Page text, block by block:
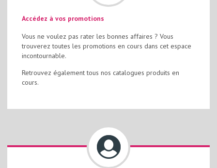
Accédez à vos promotions
Vous ne voulez pas rater les bonnes affaires ? Vous
trouverez toutes les promotions en cours dans cet espace
incontournable.
Retrouvez également tous nos catalogues produits en
cours.